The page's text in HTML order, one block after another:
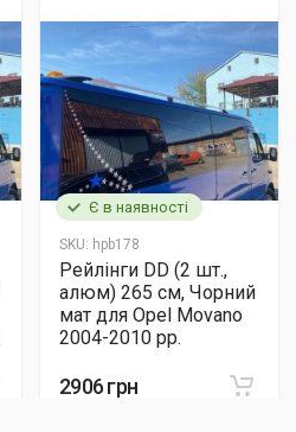
Є в наявності
SKU: hpb178
Рейлінги DD (2 шт.,
алюм) 265 см, Чорний
мат для Opel Movano
2004-2010 рр.
2906 грн